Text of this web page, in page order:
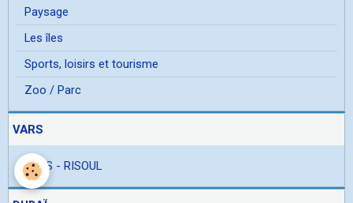
Paysage
Les îles
Sports, loisirs et tourisme
Zoo / Parc
VARS
VARS - RISOUL